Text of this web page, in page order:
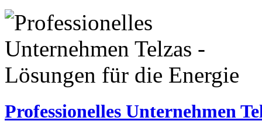
Professionelles Unternehmen